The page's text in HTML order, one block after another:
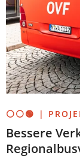
⚪⚪🟢 |
Bessere